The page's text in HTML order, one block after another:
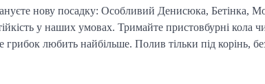
нову посадку: Особливий Денисюка, Бетінка,
у наших умовах. Тримайте пристовбурні кола
грибок любить найбільше. Полив тільки під корінь,